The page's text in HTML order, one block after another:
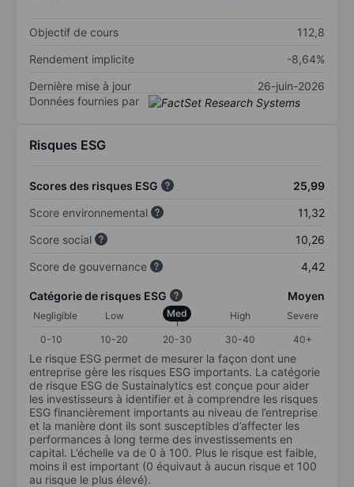
Objectif de cours
112,8
Rendement implicite
-8,64%
Dernière mise à jour
26-juin-2026
Données fournies par
Risques ESG
Scores des risques ESG
25,99
Score environnemental
11,32
Score social
10,26
Score de gouvernance
4,42
Catégorie de risques ESG Moyen
Negligible Low Med High
Severe
0-10
10-20 20-30 30-40 40+
Le risque ESG permet de mesurer la façon dont une
entreprise gère les risques ESG importants. La catégorie
de risque ESG de Sustainalytics est conçue pour aider
les investisseurs à identifier et à comprendre les risques
ESG financièrement importants au niveau de l’entreprise
et la manière dont ils sont susceptibles d’affecter les
performances à long terme des investissements en
capital. L’échelle va de 0 à 100. Plus le risque est faible,
moins il est important (0 équivaut à aucun risque et 100
au risque le plus élevé).